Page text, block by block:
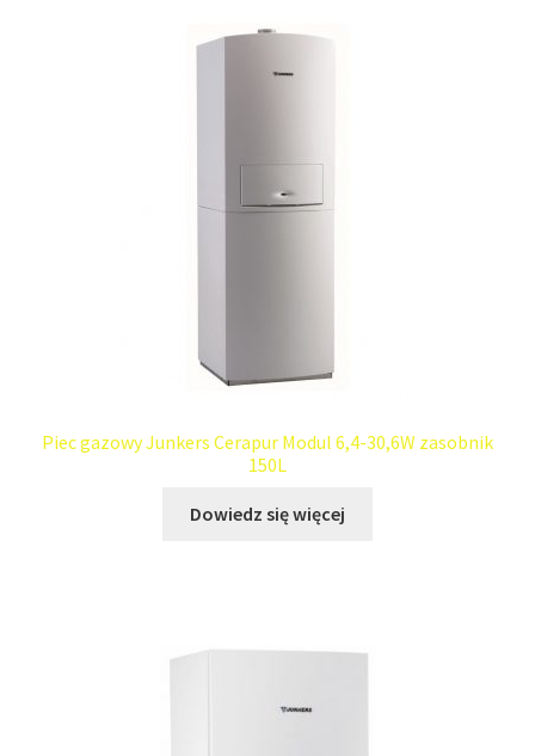
Piec gazowy Junkers Cerapur Modul 6,4-30,6W zasobnik
150L
Dowiedz się więcej